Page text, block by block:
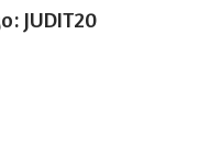
JUDIT20